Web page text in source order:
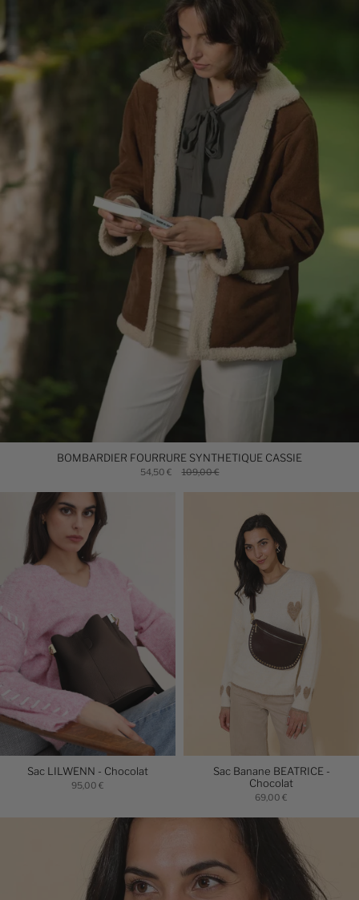
BOMBARDIER FOURRURE SYNTHETIQUE CASSIE
54,50 € 109,00 €
Sac LILWENN - Chocolat
95,00 €
Sac Banane BEATRICE -
Chocolat
69,00 €